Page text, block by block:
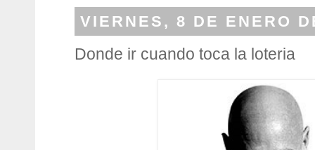
VIERNES, 8 DE ENERO
Donde ir cuando toca la loteria